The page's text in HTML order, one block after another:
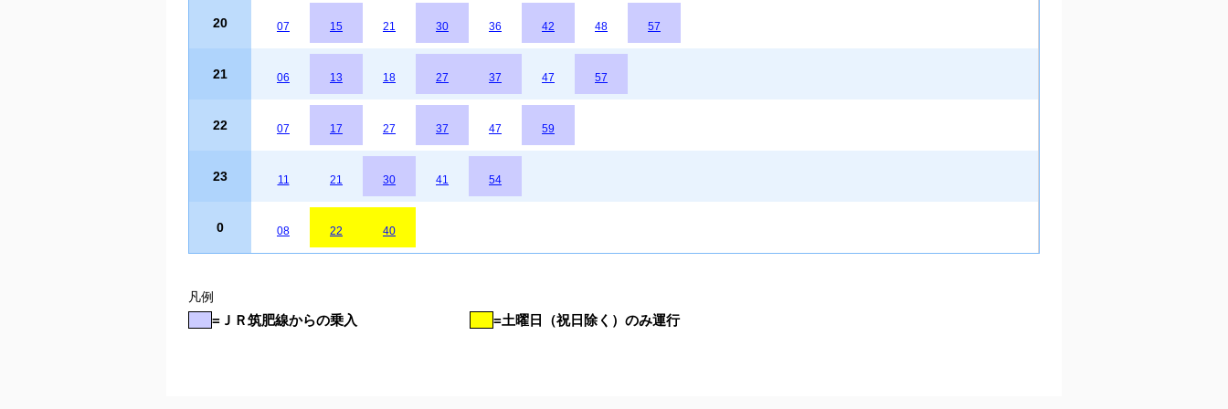
20 07 15 21 30 36 42 48 57
21 06 13 18 27 37 47 57
22 07 17 27 37 47 59
23 11 21 30 41 54
0 08 22 40
凡例
=ＪＲ筑肥線からの乗入 =土曜日（祝日除く）のみ運行